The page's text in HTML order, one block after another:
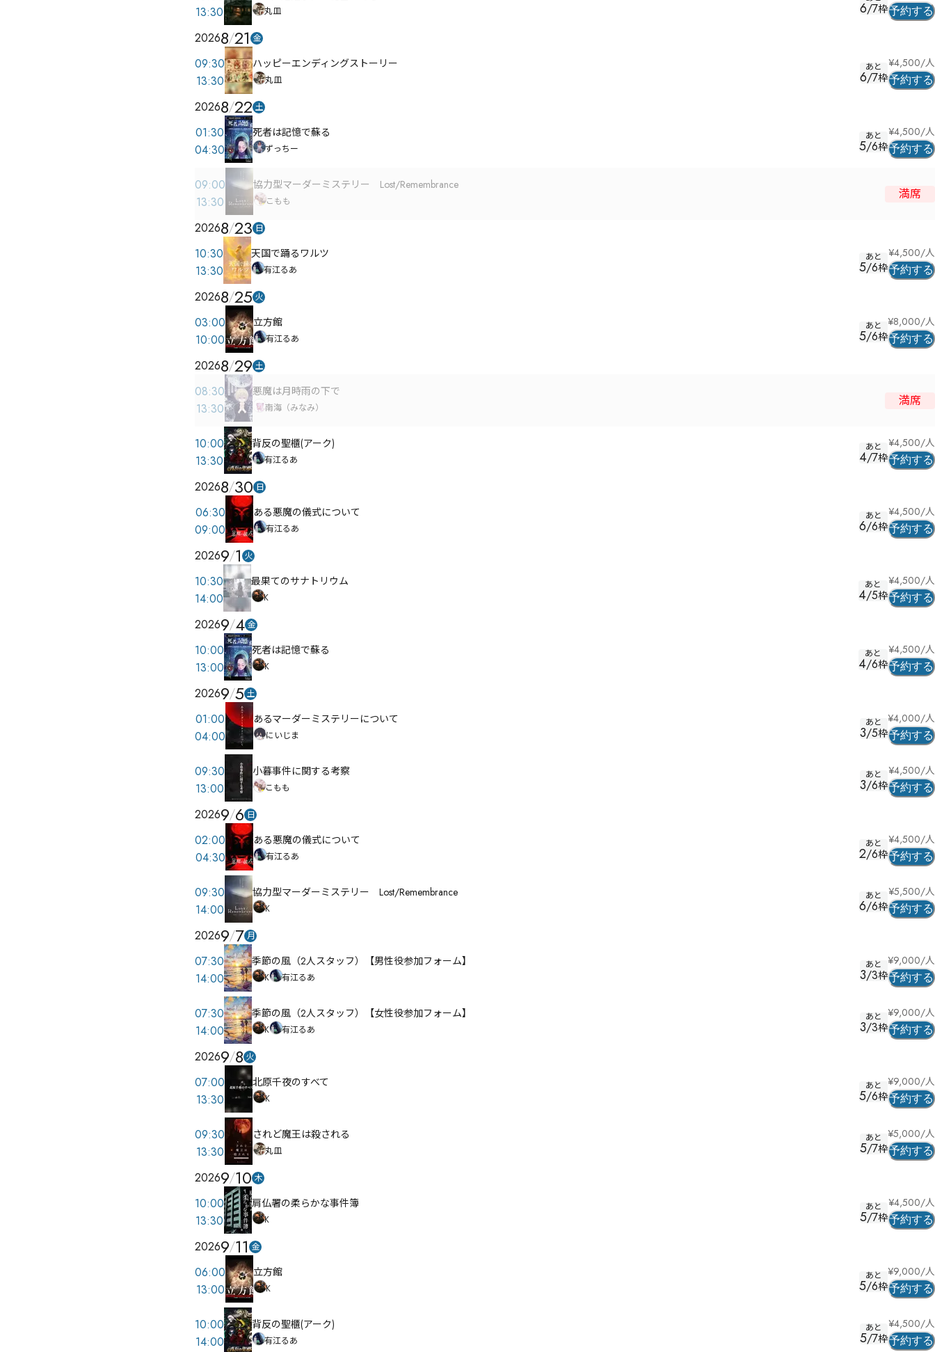
13:30
丸皿 6/7枠予約する
20268 21 金
09:30
13:30
ハッピーエンディングストーリー
丸皿
あと
6/7枠
¥4,500/人
予約する
20268 22 土
01:30
04:30
死者は記憶で蘇る
ずっちー
あと
5/6枠
¥4,500/人
予約する
09:00
13:30
協力型マーダーミステリー Lost/Remembrance
こもも 満席
20268 23 日
10:30
13:30
天国で踊るワルツ
有江るあ
あと
5/6枠
¥4,500/人
予約する
20268 25 火
03:00
10:00
立方館
有江るあ
あと
5/6枠
¥8,000/人
予約する
20268 29 土
08:30
13:30
悪魔は月時雨の下で
南海（みなみ） 満席
10:00
13:30
背反の聖櫃(アーク)
有江るあ
あと
4/7枠
¥4,500/人
予約する
20268 30 日
06:30
09:00
ある悪魔の儀式について
有江るあ
あと
6/6枠
¥4,500/人
予約する
20269 1 火
10:30
14:00
最果てのサナトリウム
K
あと
4/5枠
¥4,500/人
予約する
20269 4金
10:00
13:00
死者は記憶で蘇る
K
あと
4/6枠
¥4,500/人
予約する
20269 5 土
01:00
04:00
あるマーダーミステリーについて
にいじま
あと
3/5枠
¥4,000/人
予約する
09:30
13:00
小暮事件に関する考察
こもも
あと
3/6枠
¥4,500/人
予約する
20269 6 日
02:00
04:30
ある悪魔の儀式について
有江るあ
あと
2/6枠
¥4,500/人
予約する
09:30
14:00
協力型マーダーミステリー Lost/Remembrance
K
あと
6/6枠
¥5,500/人
予約する
20269 7月
07:30
14:00
季節の風（2人スタッフ）【男性役参加フォーム】
K 有江るあ
あと
3/3枠
¥9,000/人
予約する
07:30
14:00
季節の風（2人スタッフ）【女性役参加フォーム】
K 有江るあ
あと
3/3枠
¥9,000/人
予約する
20269 8 火
07:00
13:30
北原千夜のすべて
K
あと
5/6枠
¥9,000/人
予約する
09:30
13:30
されど魔王は殺される
丸皿
あと
5/7枠
¥5,000/人
予約する
20269 10 木
10:00
13:30
肩仏署の柔らかな事件簿
K
あと
5/7枠
¥4,500/人
予約する
20269 11 金
06:00
13:00
立方館
K
あと
5/6枠
¥9,000/人
予約する
10:00
14:00
背反の聖櫃(アーク)
有江るあ
あと
5/7枠
¥4,500/人
予約する